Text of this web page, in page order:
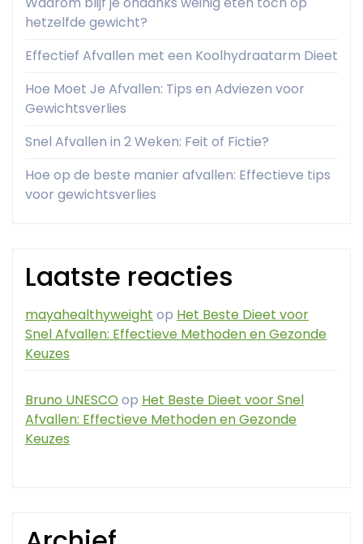
hetzelfde gewicht?
Effectief Afvallen met een Koolhydraatarm Dieet
Hoe Moet Je Afvallen: Tips en Adviezen voor
Gewichtsverlies
Snel Afvallen in 2 Weken: Feit of Fictie?
Hoe op de beste manier afvallen: Effectieve tips
voor gewichtsverlies
Laatste reacties
mayahealthyweight op Het Beste Dieet voor
Snel Afvallen: Effectieve Methoden en Gezonde
Keuzes
Bruno UNESCO op Het Beste Dieet voor Snel
Afvallen: Effectieve Methoden en Gezonde
Keuzes